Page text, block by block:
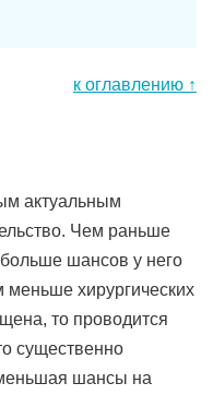
к оглавлению ↑
актуальным
Чем раньше
шансов у него
хирургических
то проводится
существенно
шансы на